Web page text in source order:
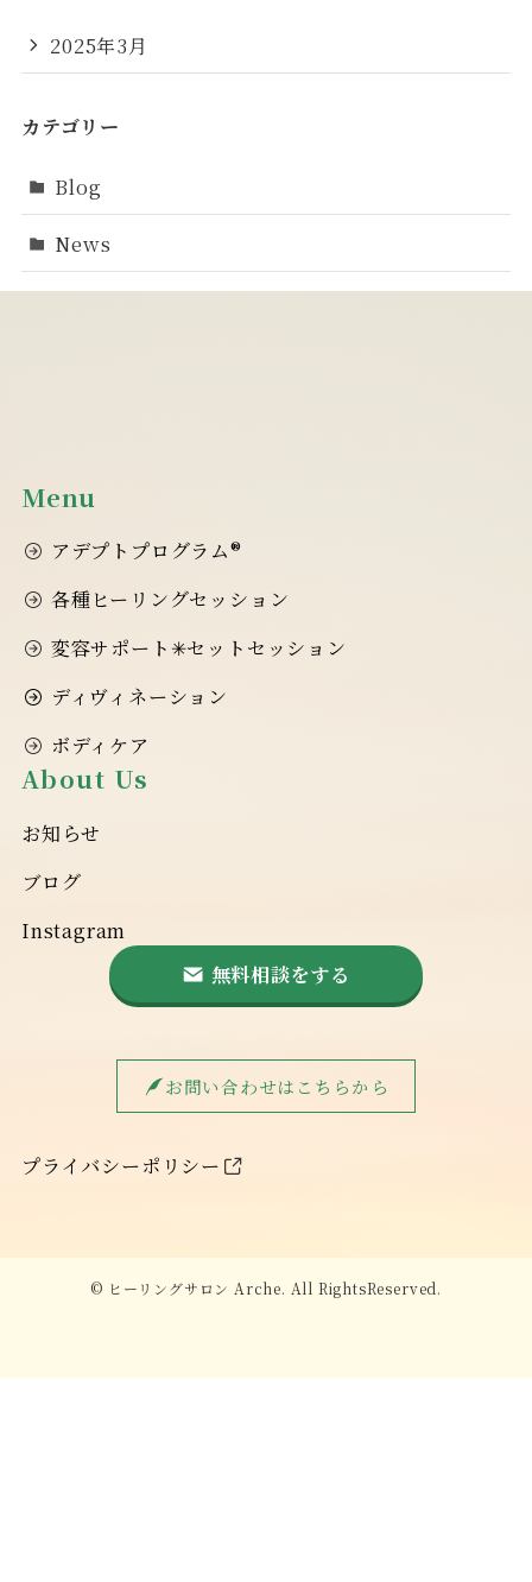
2025年3月
カテゴリー
Blog
News
Menu
アデプトプログラム®
各種ヒーリングセッション
変容サポート✳︎セットセッション
ディヴィネーション
ボディケア
About Us
お知らせ
ブログ
Instagram
無料相談をする
お問い合わせはこちらから
プライバシーポリシー
© ヒーリングサロン Arche. All RightsReserved.